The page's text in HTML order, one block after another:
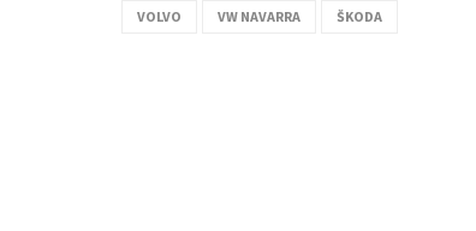
VOLVO VW NAVARRA ŠKODA